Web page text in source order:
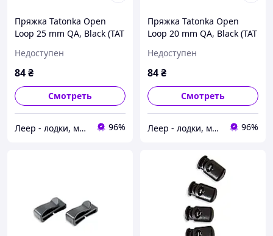
Пряжка Tatonka Open
Loop 25 mm QA, Black (TAT
Open Loop 25 mm QA,
Black (TAT
Недоступен
84₴
Смотреть
Леер - лодки, моторы, всё для отдыха 96%
Пряжка Tatonka Open
Loop 20 mm QA, Black (TAT
Open Loop 20 mm QA,
Black (TAT
Недоступен
84₴
Смотреть
Леер - лодки, моторы, всё для отдыха 96%